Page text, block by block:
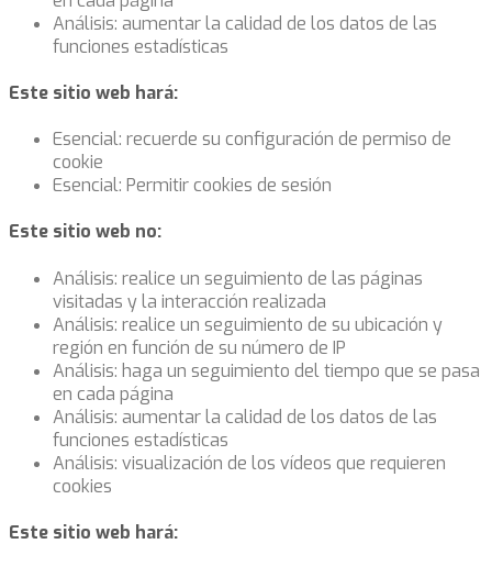
Análisis: aumentar la calidad de los datos de las
funciones estadísticas
Este sitio web hará:
Esencial: recuerde su configuración de permiso de
cookie
Esencial: Permitir cookies de sesión
Este sitio web no:
Análisis: realice un seguimiento de las páginas
visitadas y la interacción realizada
Análisis: realice un seguimiento de su ubicación y
región en función de su número de IP
Análisis: haga un seguimiento del tiempo que se pasa
en cada página
Análisis: aumentar la calidad de los datos de las
funciones estadísticas
Análisis: visualización de los vídeos que requieren
cookies
Este sitio web hará: